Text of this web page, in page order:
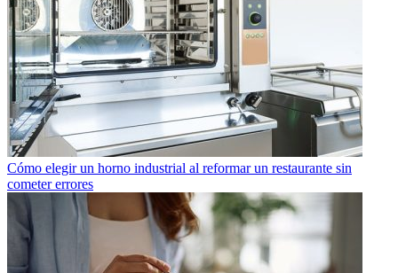
Cómo elegir un horno industrial al reformar un restaurante sin
cometer errores